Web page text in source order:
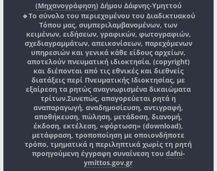
(Μηχανογράφηση) Δήμου Δάφνης-Υμηττού
🔸Το σύνολο του περιεχομένου του Διαδικτυακού
Τόπου μας, συμπεριλαμβανομένων, των
κειμένων, ειδήσεων, γραφικών, φωτογραφιών,
σχεδιαγραμμάτων, απεικονίσεων, παρεχόμενων
υπηρεσιών και γενικά κάθε είδους αρχείων,
αποτελούν πνευματική ιδιοκτησία, (copyright)
και διέπονται από τις εθνικές και διεθνείς
διατάξεις περί Πνευματικής Ιδιοκτησίας, με
εξαίρεση τα ρητώς αναγνωρισμένα δικαιώματα
τρίτων.Συνεπώς, απαγορεύεται ρητά η
αναπαραγωγή, αναδημοσίευση, αντιγραφή,
αποθήκευση, πώληση, μετάδοση, διανομή,
έκδοση, εκτέλεση, «φόρτωση» (download),
μετάφραση, τροποποίηση με οποιονδήποτε
τρόπο, τμηματικά η περιληπτικά χωρίς τη ρητή
προηγούμενη έγγραφη συναίνεση του dafni-
ymittos.gov.gr